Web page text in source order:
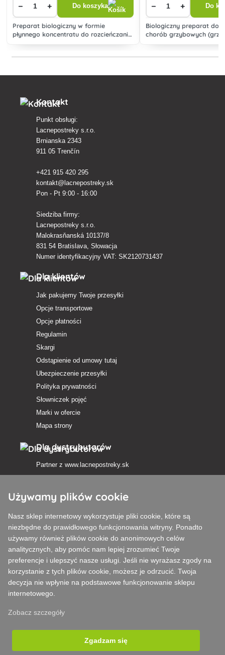
− + Do koszyka
Preparat biologiczny w formie
płynnego koncentratu do rozcieńczania
− + Do
Biologiczny preparat do
chorób grzybowych
Kontakt
Punkt obsługi:
Lacnepostreky s.r.o.
Brnianska 2343
911 05 Trenčín
+421 915 420 295
kontakt@lacnepostreky.sk
Pon - Pt 9:00 - 16:00
Siedziba firmy:
Lacnepostreky s.r.o.
Malokrasňanská 10137/8
831 54 Bratislava, Słowacja
Numer identyfikacyjny VAT: SK2120731437
Dla klientów
Jak pakujemy Twoje przesyłki
Opcje transportowe
Opcje płatności
Regulamin
Skargi
Odstąpienie od umowy tutaj
Ubezpieczenie przesyłki
Polityka prywatności
Słowniczek pojęć
Marki w ofercie
Mapa strony
Dla dystrybutorów
Partner z www.lacnepostreky.sk
Zawsze służymy fachową poradą
Reklamacje są rozpatrywane w ciągu 24 godzin
85% towarów w magazynie
Używamy plików cookie
Nasz sklep internetowy wykorzystuje pliki cookie, które są
niezbędne do prawidłowego funkcjonowania witryny. Ponadto
używamy również plików cookie do anonimowych celów
analitycznych, aby pomóc nam lepiej zrozumieć Twoje
preferencje i ulepszyć nasze usługi. Jeśli nie wyrażasz zgody na
korzystanie z tych plików cookie, możesz je odrzucić. Twoja
decyzja nie wpłynie na podstawowe funkcjonowanie sklepu
internetowego.
Zobacz szczegóły
Zgadzam się